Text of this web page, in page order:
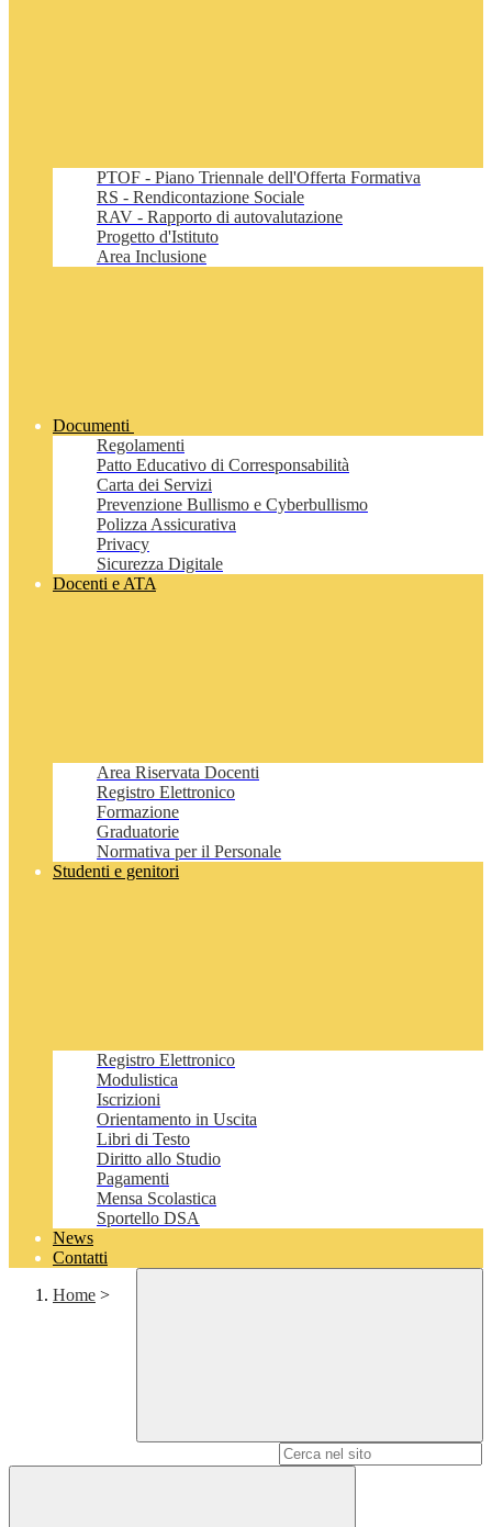
PTOF - Piano Triennale dell'Offerta Formativa
RS - Rendicontazione Sociale
RAV - Rapporto di autovalutazione
Progetto d'Istituto
Area Inclusione
Documenti
Regolamenti
Patto Educativo di Corresponsabilità
Carta dei Servizi
Prevenzione Bullismo e Cyberbullismo
Polizza Assicurativa
Privacy
Sicurezza Digitale
Docenti e ATA
Area Riservata Docenti
Registro Elettronico
Formazione
Graduatorie
Normativa per il Personale
Studenti e genitori
Registro Elettronico
Modulistica
Iscrizioni
Orientamento in Uscita
Libri di Testo
Diritto allo Studio
Pagamenti
Mensa Scolastica
Sportello DSA
News
Contatti
Home >